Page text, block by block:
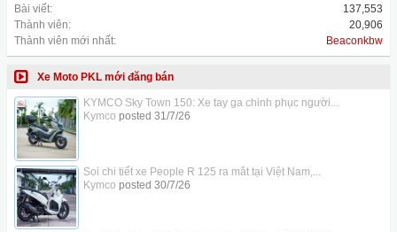
Bài viết:
137,553
Thành viên:
20,906
Thành viên mới nhất:
Beaconkbw
Xe Moto PKL mới đăng bán
KYMCO Sky Town 150: Xe tay ga chinh phục người...
Kymco posted 31/7/26
Soi chi tiết xe People R 125 ra mắt tại Việt Nam,...
Kymco posted 30/7/26